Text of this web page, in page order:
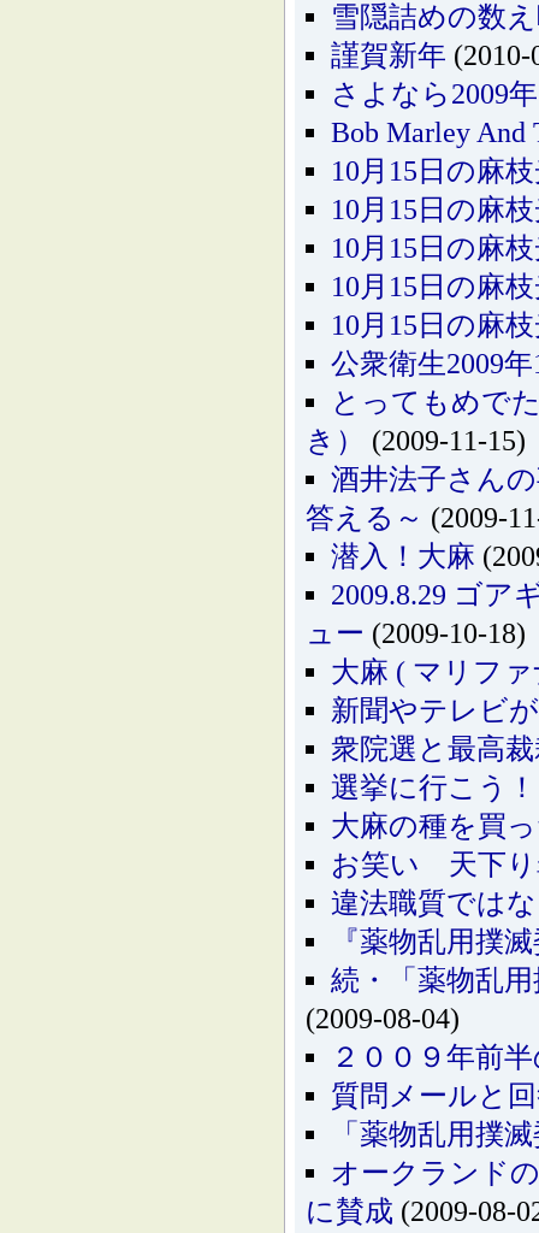
雪隠詰めの数
謹賀新年 (2010-
さよなら2009
Bob Marley And
10月15日の麻
10月15日の麻
10月15日の麻
10月15日の麻
10月15日の麻
公衆衛生2009
とってもめで
き）
(2009-11-15)
酒井法子さん
答える～ (2009-
潜入！大麻
2009.8.29 ゴア
ュー (2009-10-18)
大麻 ( マリフ
新聞やテレビ
衆院選と最高
選挙に行こう
大麻の種を買
お笑い 天下り
違法職質では
『薬物乱用撲
続・「薬物乱
(2009-08-04)
２００９年前
質問メールと
「薬物乱用撲
オークランド
に賛成 (2009-08-